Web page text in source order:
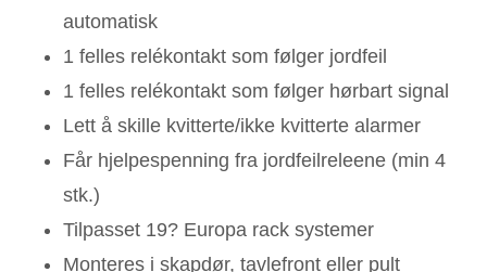
automatisk
1 felles relékontakt som følger jordfeil
1 felles relékontakt som følger hørbart signal
Lett å skille kvitterte/ikke kvitterte alarmer
Får hjelpespenning fra jordfeilreleene (min 4
stk.)
Tilpasset 19? Europa rack systemer
Monteres i skapdør, tavlefront eller pult